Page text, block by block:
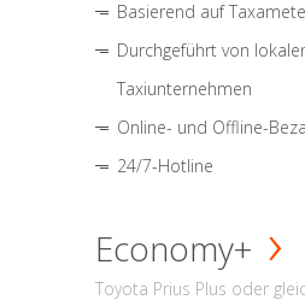
Basierend auf
Durchgeführt von
Taxiunternehmen
Online- und Offline-
24/7-Hotline
Economy+
Toyota Prius Plus oder